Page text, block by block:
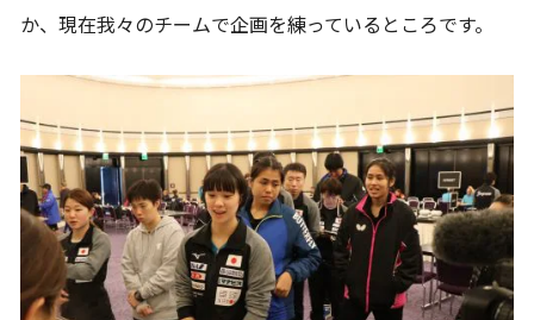
か、現在我々のチームで企画を練っているところです。